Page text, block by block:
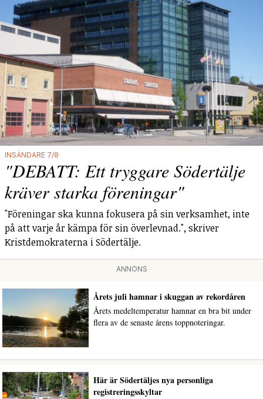
INSÄNDARE 7/8
"DEBATT: Ett tryggare Södertälje
kräver starka föreningar"
"Föreningar ska kunna fokusera på sin verksamhet, inte
på att varje år kämpa för sin överlevnad.", skriver
Kristdemokraterna i Södertälje.
ANNONS
Årets juli hamnar i skuggan av rekordåren
Årets medeltemperatur hamnar en bra bit under
flera av de senaste årens toppnoteringar.
Här är Södertäljes nya personliga
registreringsskyltar